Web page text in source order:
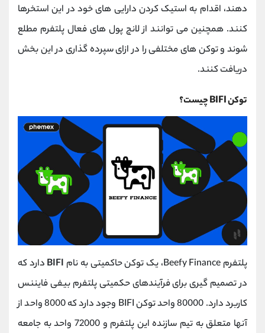
دهند، اقدام به استیک کردن دارایی های خود در این استخرها
کنند. همچنین می توانند از لانچ پول های فعال پلتفرم مطلع
شوند و توکن های مختلفی را در ازای سپرده گذاری در این بخش
دریافت کنند.
توکن BIFI چیست؟
پلتفرم Beefy Finance، یک توکن حاکمیتی به نام BIFI دارد که
در تصمیم گیری برای فرآیندهای حکمیتی پلتفرم بیفی فایننس
کاربرد دارد. 80000 واحد توکن BIFI وجود دارد که 8000 واحد از
آنها متعلق به تیم سازنده این پلتفرم و 72000 واحد به جامعه